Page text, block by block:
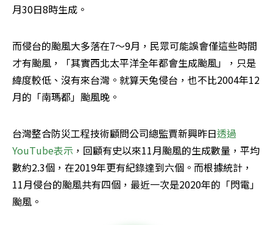
月30日8時生成。
而侵台的颱風大多落在7～9月，民眾可能誤會僅這些時間
才有颱風，「其實西北太平洋全年都會生成颱風」，只是
緯度較低、沒有來台灣。就算天兔侵台，也不比2004年12
月的「南瑪都」颱風晚。
台灣整合防災工程技術顧問公司總監賈新興昨日透過
YouTube表示 ，回顧有史以來11月颱風的生成數量，平均
數約2.3個，在2019年更有紀錄達到六個。而根據統計，
11月侵台的颱風共有四個，最近一次是2020年的「閃電」
颱風。